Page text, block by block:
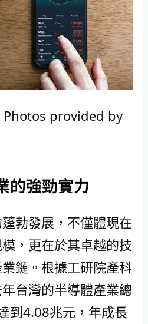
Photos provided by
的強勁實力
勃發展，不僅體現在
，更在於其卓越的技
鏈。根據工研院產科
台灣的半導體產業總
到4.08兆元，年成長